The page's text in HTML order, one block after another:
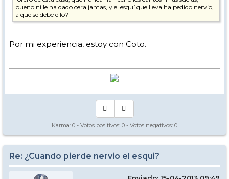
bueno ni le ha dado cera jamas, y el esquí que lleva ha pedido nervio,
a que se debe ello?
Por mi experiencia, estoy con Coto.
Karma: 0 - Votos positivos: 0 - Votos negativos: 0
Re: ¿Cuando pierde nervio el esqui?